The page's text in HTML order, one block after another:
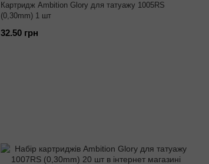
Картридж Ambition Glory для татуажу 1005RS
(0,30mm) 1 шт
32.50 грн